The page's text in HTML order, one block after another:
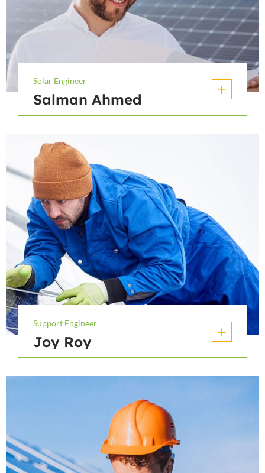
Solar Engineer
Salman Ahmed
Support Engineer
Joy Roy